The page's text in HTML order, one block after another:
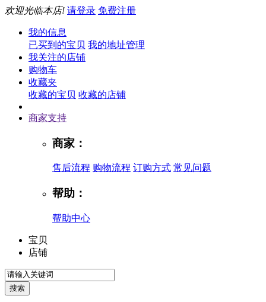
欢迎光临本店! 请登录 免费注册
我的信息
已买到的宝贝 我的地址管理
我关注的店铺
购物车
收藏夹
收藏的宝贝 收藏的店铺
商家支持
商家：
售后流程 购物流程 订购方式 常见问题
帮助：
帮助中心
宝贝
店铺